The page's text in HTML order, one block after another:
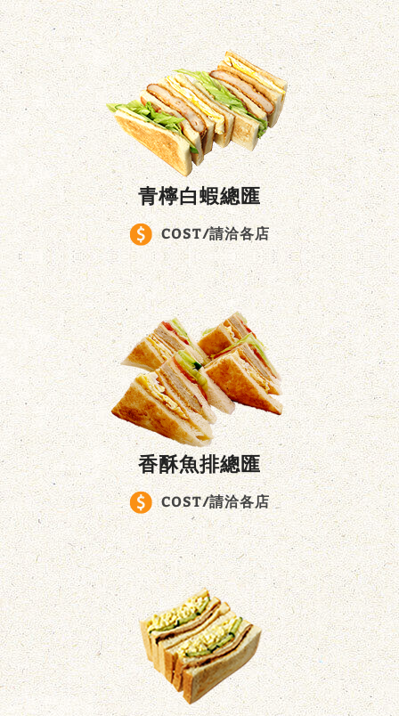
青檸白蝦總匯
COST/請洽各店
香酥魚排總匯
COST/請洽各店